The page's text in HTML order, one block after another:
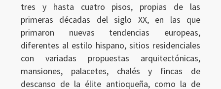
tres y hasta cuatro pisos, propias de las
primeras décadas del siglo XX, en las que
primaron nuevas tendencias europeas,
diferentes al estilo hispano, sitios residenciales
con variadas propuestas arquitectónicas,
mansiones, palacetes, chalés y fincas de
descanso de la élite antioqueña, como la de